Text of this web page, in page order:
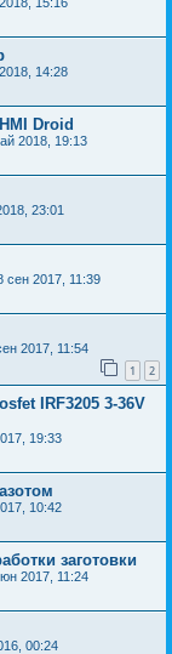
14:28
Droid
2018, 19:13
23:01
сен 2017, 11:39
2017, 11:54
1 2
IRF3205 3-36V
19:33
10:42
заготовки
2017, 11:24
00:24